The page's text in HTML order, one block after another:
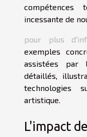
compétences
incessante de
pour plus
exemples
assistées par
détaillés,
technologies
artistique.
L'impact